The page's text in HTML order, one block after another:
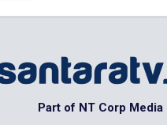
Part of NT Corp Media